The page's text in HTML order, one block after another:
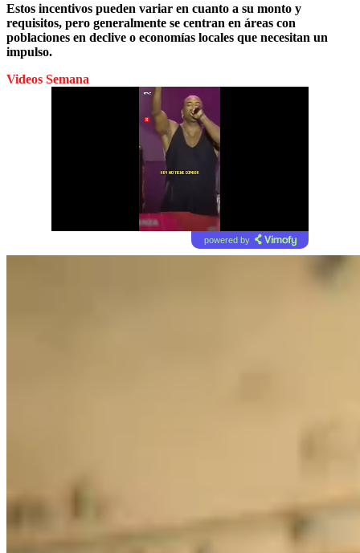
Estos incentivos pueden variar en cuanto a su monto y
requisitos, pero generalmente se centran en áreas con
poblaciones en declive o economías locales que necesitan un
impulso.
Videos Semana
powered by